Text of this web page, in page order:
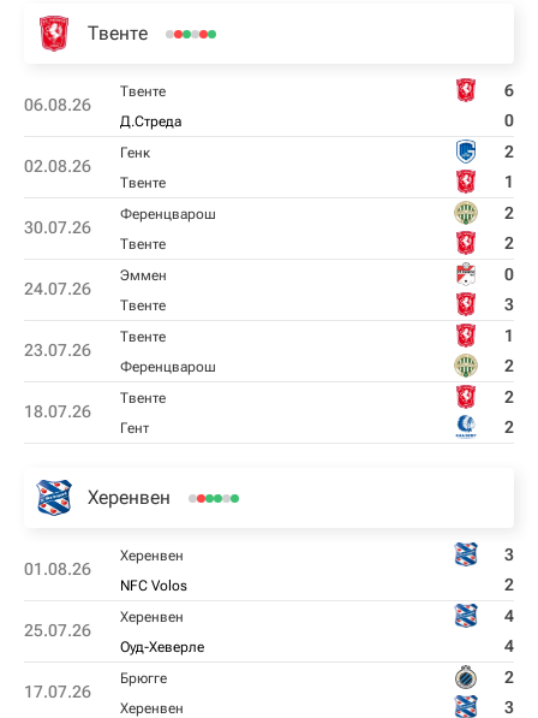
Твенте
06.08.26
Твенте 6
Д.Стреда 0
02.08.26
Генк 2
Твенте 1
30.07.26
Ференцварош 2
Твенте 2
24.07.26
Эммен 0
Твенте 3
23.07.26
Твенте 1
Ференцварош 2
18.07.26
Твенте 2
Гент 2
Херенвен
01.08.26
Херенвен 3
NFC Volos 2
25.07.26
Херенвен 4
Оуд-Хеверле 4
17.07.26
Брюгге 2
Херенвен 3